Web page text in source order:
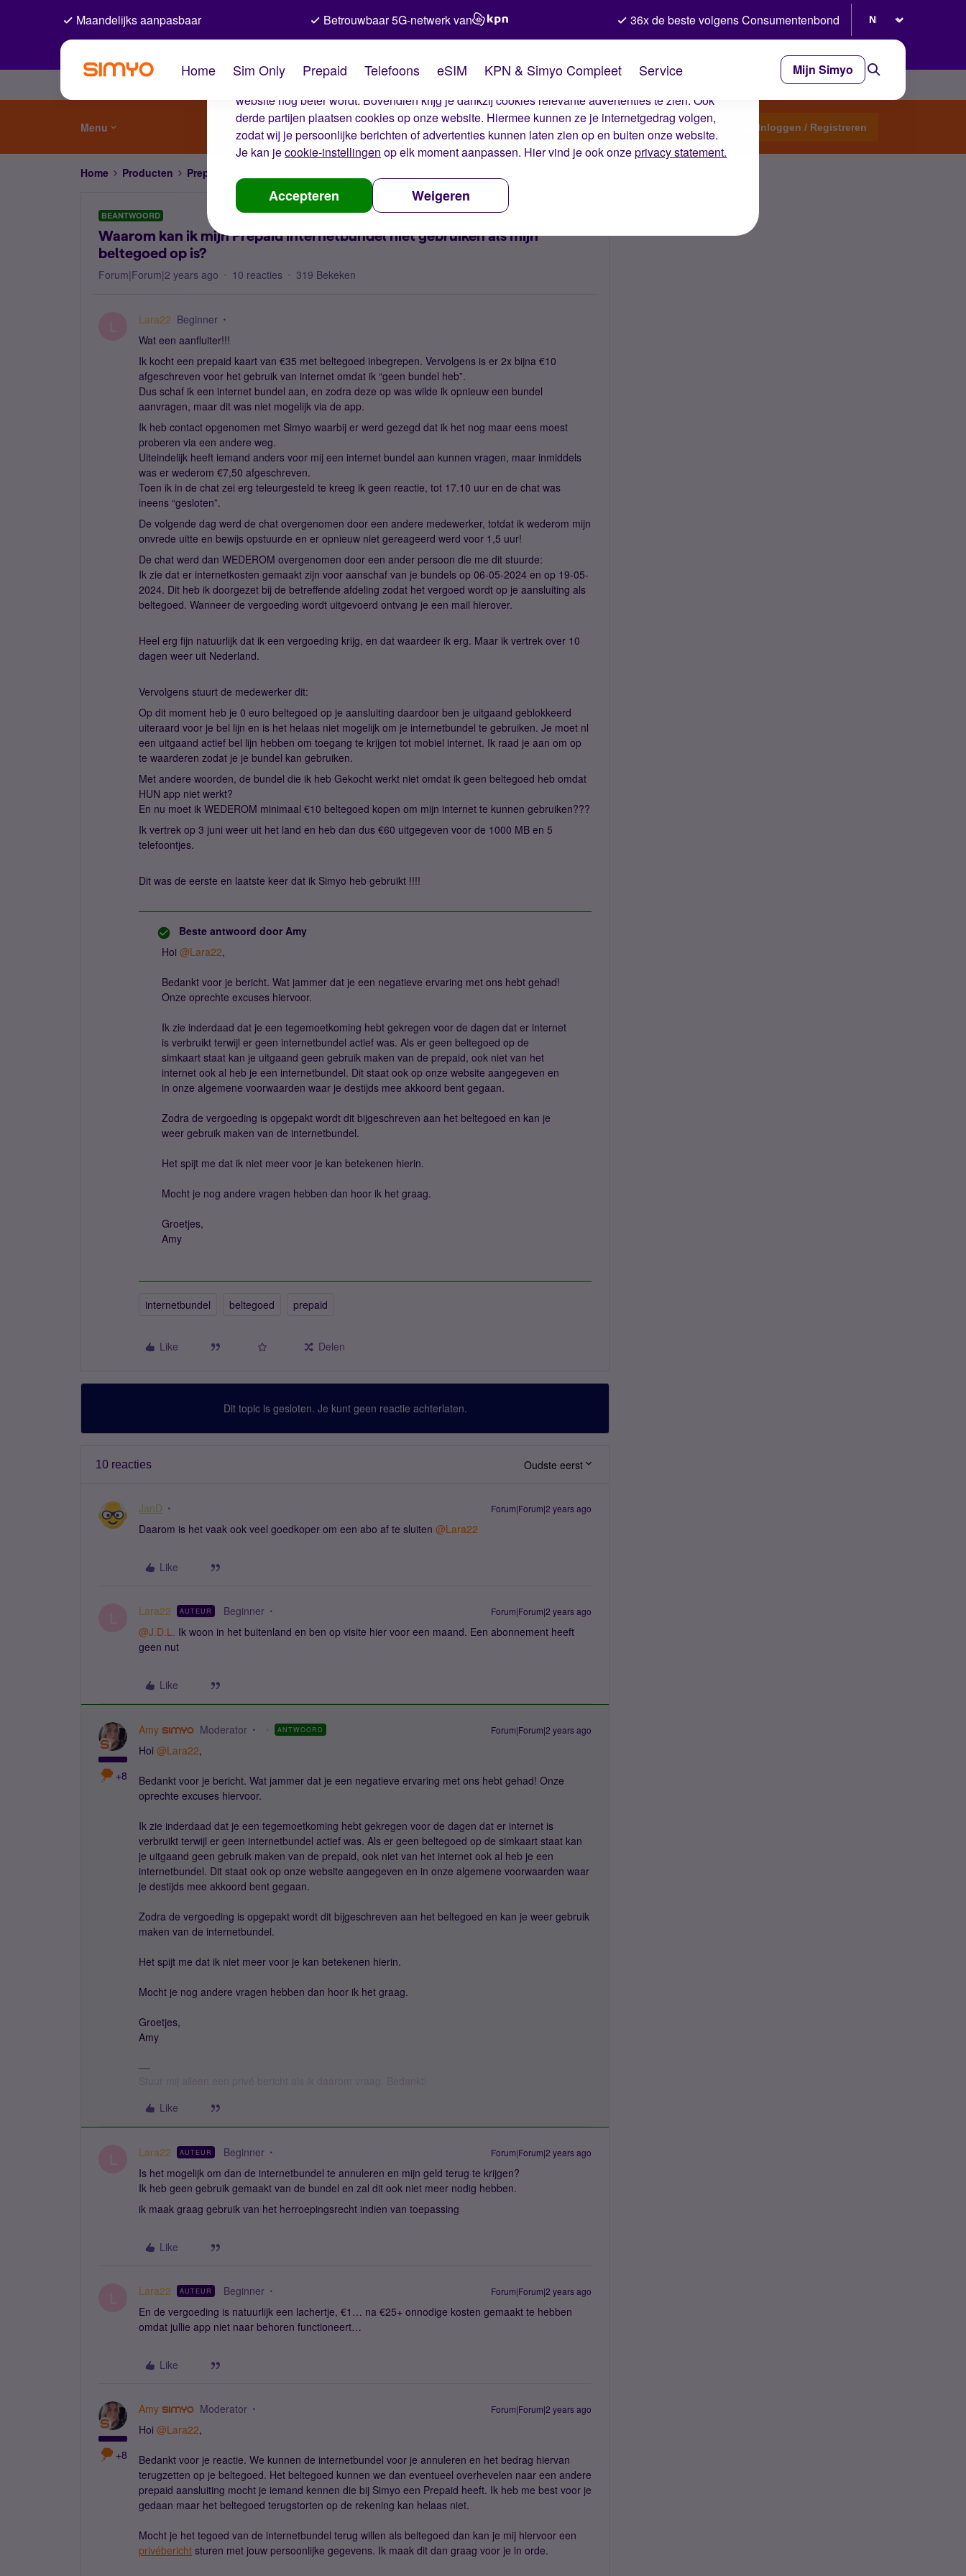
De cookies van Simyo
Wij gebruiken cookies op onze website. Met deze cookies zorgen wij ervoor dat je ervaring op de
website nog beter wordt. Bovendien krijg je dankzij cookies relevante advertenties te zien. Ook
derde partijen plaatsen cookies op onze website. Hiermee kunnen ze je internetgedrag volgen,
zodat wij je persoonlijke berichten of advertenties kunnen laten zien op en buiten onze website.
Je kan jecookie-instellingen op elk moment aanpassen. Hier vind je ook onzeprivacy statement.
Accepteren Weigeren
Maandelijks aanpasbaar Betrouwbaar 5G-netwerk van 36x de beste volgens Consumentenbond
Home Sim Only Prepaid Telefoons eSIM KPN & Simyo Compleet Service Mijn Simyo
Menu Start een topic Inloggen / Registreren
Home Producten Prepaid
BEANTWOORD
Waarom kan ik mijn Prepaid internetbundel niet gebruiken als mijn
beltegoed op is?
Forum|Forum|2 years ago 10 reacties 319 Bekeken
Lara22 Beginner
Wat een aanfluiter!!!
Ik kocht een prepaid kaart van €35 met beltegoed inbegrepen. Vervolgens is er 2x bijna €10
afgeschreven voor het gebruik van internet omdat ik “geen bundel heb”.
Dus schaf ik een internet bundel aan, en zodra deze op was wilde ik opnieuw een bundel
aanvragen, maar dit was niet mogelijk via de app.
Ik heb contact opgenomen met Simyo waarbij er werd gezegd dat ik het nog maar eens moest
proberen via een andere weg.
Uiteindelijk heeft iemand anders voor mij een internet bundel aan kunnen vragen, maar inmiddels
was er wederom €7,50 afgeschreven.
Toen ik in de chat zei erg teleurgesteld te kreeg ik geen reactie, tot 17.10 uur en de chat was
ineens “gesloten”.
De volgende dag werd de chat overgenomen door een andere medewerker, totdat ik wederom mijn
onvrede uitte en bewijs opstuurde en er opnieuw niet gereageerd werd voor 1,5 uur!
De chat werd dan WEDEROM overgenomen door een ander persoon die me dit stuurde:
Ik zie dat er internetkosten gemaakt zijn voor aanschaf van je bundels op 06-05-2024 en op 19-05-
2024. Dit heb ik doorgezet bij de betreffende afdeling zodat het vergoed wordt op je aansluiting als
beltegoed. Wanneer de vergoeding wordt uitgevoerd ontvang je een mail hierover.
Heel erg fijn natuurlijk dat ik een vergoeding krijg, en dat waardeer ik erg. Maar ik vertrek over 10
dagen weer uit Nederland.
Vervolgens stuurt de medewerker dit:
Op dit moment heb je 0 euro beltegoed op je aansluiting daardoor ben je uitgaand geblokkeerd
uiteraard voor je bel lijn en is het helaas niet mogelijk om je internetbundel te gebruiken. Je moet nl
een uitgaand actief bel lijn hebben om toegang te krijgen tot mobiel internet. Ik raad je aan om op
te waarderen zodat je je bundel kan gebruiken.
Met andere woorden, de bundel die ik heb Gekocht werkt niet omdat ik geen beltegoed heb omdat
HUN app niet werkt?
En nu moet ik WEDEROM minimaal €10 beltegoed kopen om mijn internet te kunnen gebruiken???
Ik vertrek op 3 juni weer uit het land en heb dan dus €60 uitgegeven voor de 1000 MB en 5
telefoontjes.
Dit was de eerste en laatste keer dat ik Simyo heb gebruikt !!!!
Beste antwoord door Amy
Hoi @Lara22,
Bedankt voor je bericht. Wat jammer dat je een negatieve ervaring met ons hebt gehad!
Onze oprechte excuses hiervoor.
Ik zie inderdaad dat je een tegemoetkoming hebt gekregen voor de dagen dat er internet
is verbruikt terwijl er geen internetbundel actief was. Als er geen beltegoed op de
simkaart staat kan je uitgaand geen gebruik maken van de prepaid, ook niet van het
internet ook al heb je een internetbundel. Dit staat ook op onze website aangegeven en
in onze algemene voorwaarden waar je destijds mee akkoord bent gegaan.
Zodra de vergoeding is opgepakt wordt dit bijgeschreven aan het beltegoed en kan je
weer gebruik maken van de internetbundel.
Het spijt me dat ik niet meer voor je kan betekenen hierin.
Mocht je nog andere vragen hebben dan hoor ik het graag.
Groetjes,
Amy
internetbundel beltegoed prepaid
Like Delen
Dit topic is gesloten. Je kunt geen reactie achterlaten.
10 reacties Oudste eerst
JanD Forum|Forum|2 years ago
Daarom is het vaak ook veel goedkoper om een abo af te sluiten @Lara22
Like
Lara22 AUTEUR Beginner Forum|Forum|2 years ago
@J.D.L. Ik woon in het buitenland en ben op visite hier voor een maand. Een abonnement heeft
geen nut
Like
+8
Amy Moderator ANTWOORD Forum|Forum|2 years ago
Hoi @Lara22,
Bedankt voor je bericht. Wat jammer dat je een negatieve ervaring met ons hebt gehad! Onze
oprechte excuses hiervoor.
Ik zie inderdaad dat je een tegemoetkoming hebt gekregen voor de dagen dat er internet is
verbruikt terwijl er geen internetbundel actief was. Als er geen beltegoed op de simkaart staat kan
je uitgaand geen gebruik maken van de prepaid, ook niet van het internet ook al heb je een
internetbundel. Dit staat ook op onze website aangegeven en in onze algemene voorwaarden waar
je destijds mee akkoord bent gegaan.
Zodra de vergoeding is opgepakt wordt dit bijgeschreven aan het beltegoed en kan je weer gebruik
maken van de internetbundel.
Het spijt me dat ik niet meer voor je kan betekenen hierin.
Mocht je nog andere vragen hebben dan hoor ik het graag.
Groetjes,
Amy
Like
Lara22 AUTEUR Beginner Forum|Forum|2 years ago
Is het mogelijk om dan de internetbundel te annuleren en mijn geld terug te krijgen?
Ik heb geen gebruik gemaakt van de bundel en zal dit ook niet meer nodig hebben.
ik maak graag gebruik van het herroepingsrecht indien van toepassing
Like
Lara22 AUTEUR Beginner Forum|Forum|2 years ago
En de vergoeding is natuurlijk een lachertje, €1… na €25+ onnodige kosten gemaakt te hebben
omdat jullie app niet naar behoren functioneert…
Like
+8
Amy Moderator Forum|Forum|2 years ago
Hoi @Lara22,
Bedankt voor je reactie. We kunnen de internetbundel voor je annuleren en het bedrag hiervan
terugzetten op je beltegoed. Het beltegoed kunnen we dan eventueel overhevelen naar een andere
prepaid aansluiting mocht je iemand kennen die bij Simyo een Prepaid heeft. Ik heb me best voor je
gedaan maar het beltegoed terugstorten op de rekening kan helaas niet.
Mocht je het tegoed van de internetbundel terug willen als beltegoed dan kan je mij hiervoor een
privébericht sturen met jouw persoonlijke gegevens. Ik maak dit dan graag voor je in orde.